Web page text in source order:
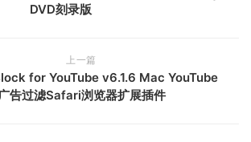
DVD刻录版
上一篇
for YouTube v6.1.6 Mac YouTube
告过滤Safari浏览器扩展插件